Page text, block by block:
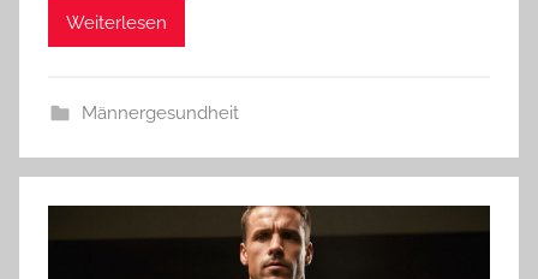
Weiterlesen
Männergesundheit